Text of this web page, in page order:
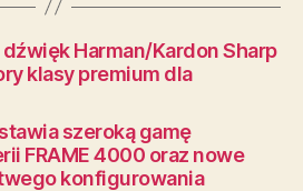
dźwięk Harman/Kardon Sharp
klasy premium dla
szeroką gamę
FRAME 4000 oraz nowe
konfigurowania